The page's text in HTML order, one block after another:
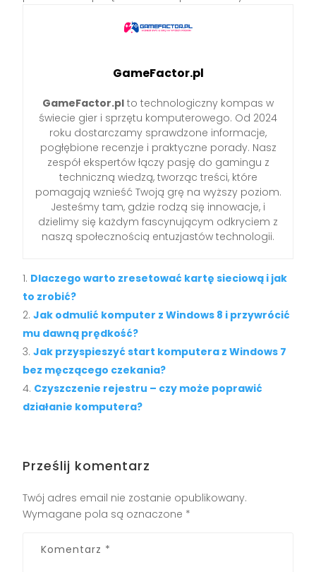
GameFactor.pl
GameFactor.pl to technologiczny kompas w
świecie gier i sprzętu komputerowego. Od 2024
roku dostarczamy sprawdzone informacje,
pogłębione recenzje i praktyczne porady. Nasz
zespół ekspertów łączy pasję do gamingu z
techniczną wiedzą, tworząc treści, które
pomagają wznieść Twoją grę na wyższy poziom.
Jesteśmy tam, gdzie rodzą się innowacje, i
dzielimy się każdym fascynującym odkryciem z
naszą społecznością entuzjastów technologii.
Dlaczego warto zresetować kartę sieciową i jak
to zrobić?
Jak odmulić komputer z Windows 8 i przywrócić
mu dawną prędkość?
Jak przyspieszyć start komputera z Windows 7
bez męczącego czekania?
Czyszczenie rejestru – czy może poprawić
działanie komputera?
Prześlij komentarz
Twój adres email nie zostanie opublikowany.
Wymagane pola są oznaczone *